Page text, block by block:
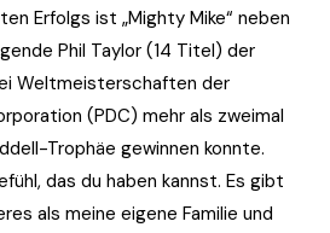
Erfolgs ist „Mighty Mike“ neben
Phil Taylor (14 Titel) der
Weltmeisterschaften der
(PDC) mehr als zweimal
Trophäe gewinnen konnte.
das du haben kannst. Es gibt
als meine eigene Familie und